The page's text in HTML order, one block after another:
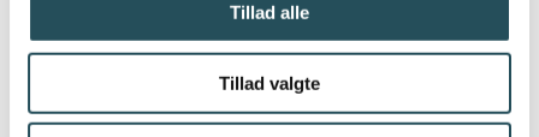
Tillad alle
Tillad valgte
Bevægelsesbørnehuset, Aarhus
Kommune: 21. marts 2024
Ernæringsenheden, Herlev og Gentofte